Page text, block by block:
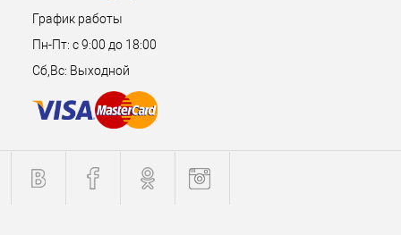
График работы
Пн-Пт: с 9:00 до 18:00
Сб,Вс: Выходной